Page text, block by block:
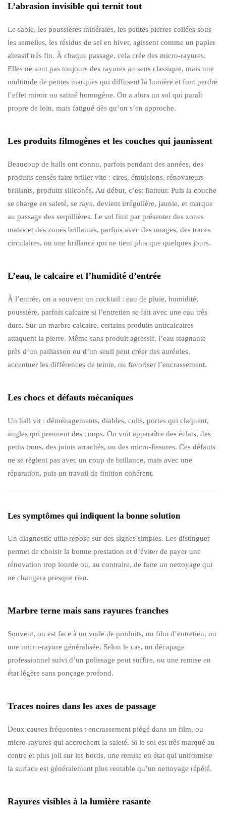
L’abrasion invisible qui ternit tout
Le sable, les poussières minérales, les petites pierres collées sous
les semelles, les résidus de sel en hiver, agissent comme un papier
abrasif très fin. À chaque passage, cela crée des micro-rayures.
Elles ne sont pas toujours des rayures au sens classique, mais une
multitude de petites marques qui diffusent la lumière et font perdre
l’effet miroir ou satiné homogène. On a alors un sol qui paraît
propre de loin, mais fatigué dès qu’on s’en approche.
Les produits filmogènes et les couches qui jaunissent
Beaucoup de halls ont connu, parfois pendant des années, des
produits censés faire briller vite : cires, émulsions, rénovateurs
brillants, produits siliconés. Au début, c’est flatteur. Puis la couche
se charge en saleté, se raye, devient irrégulière, jaunie, et marque
au passage des serpillières. Le sol finit par présenter des zones
mates et des zones brillantes, parfois avec des nuages, des traces
circulaires, ou une brillance qui ne tient plus que quelques jours.
L’eau, le calcaire et l’humidité d’entrée
À l’entrée, on a souvent un cocktail : eau de pluie, humidité,
poussière, parfois calcaire si l’entretien se fait avec une eau très
dure. Sur un marbre calcaire, certains produits anticalcaires
attaquent la pierre. Même sans produit agressif, l’eau stagnante
près d’un paillasson ou d’un seuil peut créer des auréoles,
accentuer les différences de teinte, ou favoriser l’encrassement.
Les chocs et défauts mécaniques
Un hall vit : déménagements, diables, colis, portes qui claquent,
angles qui prennent des coups. On voit apparaître des éclats, des
petits trous, des joints arrachés, ou des micro-fissures. Ces défauts
ne se règlent pas avec un coup de brillance, mais avec une
réparation, puis un travail de finition cohérent.
Les symptômes qui indiquent la bonne solution
Un diagnostic utile repose sur des signes simples. Les distinguer
permet de choisir la bonne prestation et d’éviter de payer une
rénovation trop lourde ou, au contraire, de faire un nettoyage qui
ne changera presque rien.
Marbre terne mais sans rayures franches
Souvent, on est face à un voile de produits, un film d’entretien, ou
une micro-rayure généralisée. Selon le cas, un décapage
professionnel suivi d’un polissage peut suffire, ou une remise en
état légère sans ponçage profond.
Traces noires dans les axes de passage
Deux causes fréquentes : encrassement piégé dans un film, ou
micro-rayures qui accrochent la saleté. Si le sol est très marqué au
centre et plus joli sur les bords, une remise en état qui uniformise
la surface est généralement plus rentable qu’un nettoyage répété.
Rayures visibles à la lumière rasante